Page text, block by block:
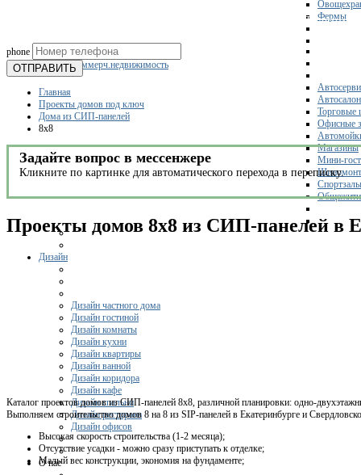
Фермы
Склады
Коммерч.недвижимость
Торговые
Офисные
Магазины
Мини-
Спортзалы
Дизайн
Дизайн частного дома
Дизайн гостиной
Дизайн комнаты
Дизайн кухни
Дизайн квартиры
Дизайн ванной
Дизайн коридора
Дизайн кафе
Дизайн спальни
Дизайн ресторана
Дизайн офисов
О нас
phone
ОТПРАВИТЬ
Главная
Проекты домов под ключ
Дома из СИП-панелей
8x8
Задайте вопрос в мессенжере
Кликните по картинке для автоматического перехода в переписку.
Проекты домов 8x8 из СИП-панелей в
Каталог проектов домов из СИП-панелей 8х8, различной планировки: одно-
Выполняем строительство домов 8 на 8 из SIP-панелей в Екатеринбурге и
Высокая скорость строительства (1-2 месяца);
Отсутствие усадки - можно сразу приступать к отделке;
Малый вес конструкции, экономия на фундаменте;